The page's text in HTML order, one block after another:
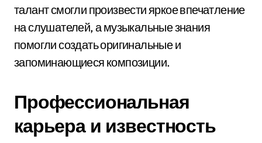
талант смогли произвести яркое впечатление
на слушателей, а музыкальные знания
помогли создать оригинальные и
запоминающиеся композиции.
Профессиональная
карьера и известность